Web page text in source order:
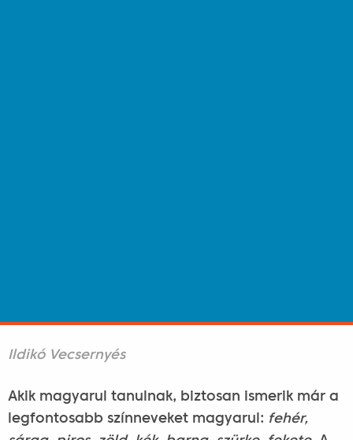
Ildikó Vecsernyés
Akik magyarul tanulnak, biztosan ismerik már a
legfontosabb színneveket magyarul: fehér,